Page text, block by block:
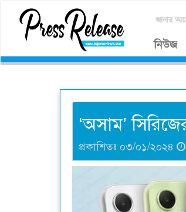
জানার
নিউজ
‘অসাম’
প্রকাশিতঃ ০৩/০১/২০২৪